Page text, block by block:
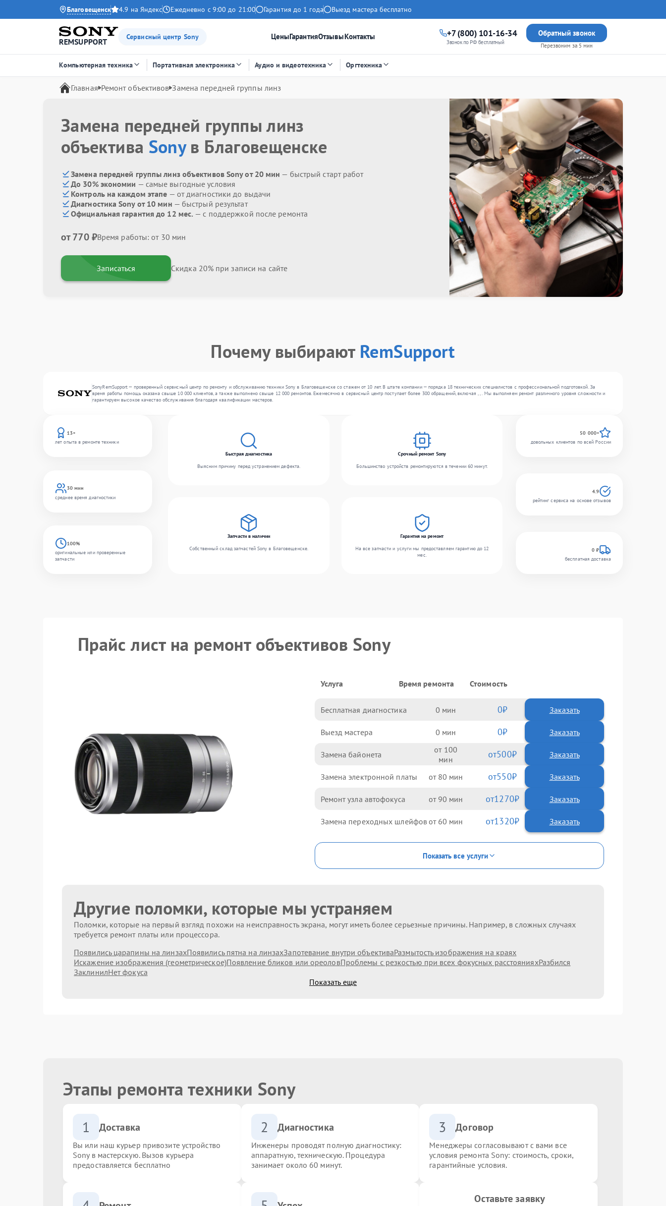
Благовещенск 4.9 на Яндекс Ежедневно с 9:00 до 21:00 Гарантия до 1 года Выезд мастера бесплатно
REMSUPPORT
Сервисный центр Sony ЦеныГарантияОтзывыКонтакты +7 (800) 101-16-34
Звонок по РФ бесплатный
Обратный звонок
Перезвоним за 5 мин
Компьютерная техника Портативная электроника Аудио и видеотехника Оргтехника
Главная Ремонт объективов Замена передней группы линз
Замена передней группы линз
объектива Sonyв Благовещенске
Замена передней группы линз объективов Sony от 20 мин — быстрый старт работ
До 30% экономии — самые выгодные условия
Контроль на каждом этапе — от диагностики до выдачи
Диагностика Sony от 10 мин — быстрый результат
Официальная гарантия до 12 мес. — с поддержкой после ремонта
от 770 ₽Время работы: от 30 мин
Записаться Скидка 20% при записи на сайте
Почему выбирают RemSupport
SonyRemSupport — проверенный сервисный центр по ремонту и обслуживанию техники Sony в Благовещенске со стажем от 10 лет. В штате компании — порядка 18 технических специалистов с профессиональной подготовкой. За
время работы помощь оказана свыше 10 000 клиентов, а также выполнено свыше 12 000 ремонтов. Ежемесячно в сервисный центр поступает более 300 обращений, включая , , . Мы выполняем ремонт различного уровня сложности и
гарантируем высокое качество обслуживания благодаря квалификации мастеров.
13+
лет опыта в ремонте техники
30 мин
среднее время диагностики
100%
оригинальные или проверенные
запчасти
Быстрая диагностика
Выясним причину перед устранением дефекта.
Срочный ремонт Sony
Большинство устройств ремонтируются в течении 60 минут.
Запчасти в наличии
Собственный склад запчастей Sony в Благовещенске.
Гарантия на ремонт
На все запчасти и услуги мы предоставляем гарантию до 12
мес.
50 000+
довольных клиентов по всей России
4.9
рейтинг сервиса на основе отзывов
0 ₽
бесплатная доставка
Прайс лист на ремонт объективов Sony
Услуга Время ремонта Стоимость
Бесплатная диагностика 0 0 Заказать
Выезд мастера 0 0 Заказать
Замена байонета 100 500
Замена электронной платы 80 550
Ремонт узла автофокуса 90 1270
Замена переходных шлейфов 60 1320
Показать все услуги
Другие поломки, которые мы устраняем
Поломки, которые на первый взгляд похожи на неисправность экрана, могут иметь более серьезные причины. Например, в сложных случаях
требуется ремонт платы или процессора.
Появились царапины на линзахПоявились пятна на линзахЗапотевание внутри объективаРазмытость изображения на краях
Искажение изображения (геометрическое)Появление бликов или ореоловПроблемы с резкостью при всех фокусных расстоянияхРазбился
ЗаклинилНет фокуса
Показать еще
Этапы ремонта техники Sony
1 Доставка
Вы или наш курьер привозите устройство
Sony в мастерскую. Вызов курьера
предоставляется бесплатно
2 Диагностика
Инженеры проводят полную диагностику:
аппаратную, техническую. Процедура
занимает около 60 минут.
3 Договор
Менеджеры согласовывают с вами все
условия ремонта Sony: стоимость, сроки,
гарантийные условия.
Оставьте заявку